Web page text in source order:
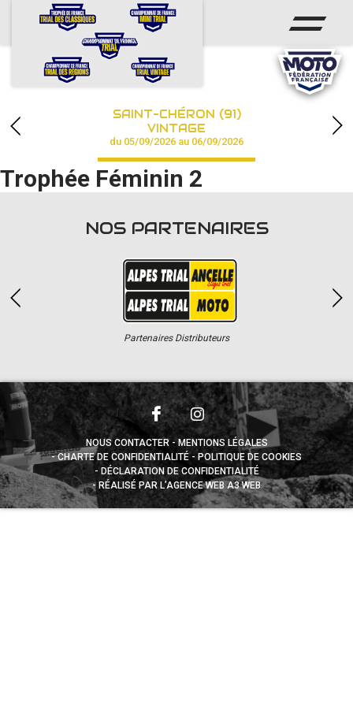
ACCUEIL
CALENDRIER
CHAMPIONNAT
RÉSULTATS
PHOTOS / VIDÉOS
PARTENAIRES
SAINT-CHÉRON (91)
VINTAGE
du 05/09/2026 au 06/09/2026
Trophée Féminin 2
NOS PARTENAIRES
Partenaires Distributeurs
NOUS CONTACTER
MENTIONS LÉGALES
CHARTE DE CONFIDENTIALITÉ
POLITIQUE DE COOKIES
DÉCLARATION DE CONFIDENTIALITÉ
RÉALISÉ PAR L’AGENCE WEB A3 WEB